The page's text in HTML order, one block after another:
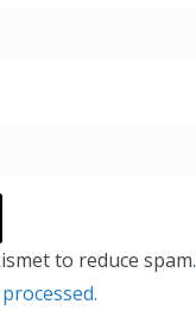
to reduce spam.